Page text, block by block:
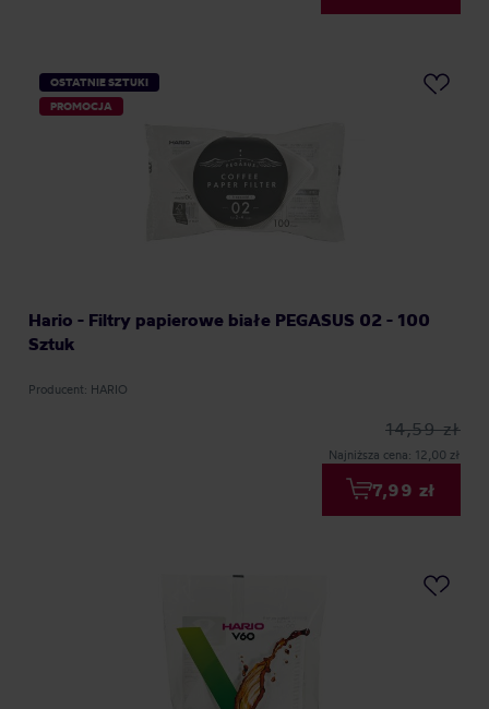
OSTATNIE SZTUKI
PROMOCJA
Hario - Filtry papierowe białe PEGASUS 02 - 100
Sztuk
Producent: HARIO
14,59 zł
Najniższa cena: 12,00 zł
7,99 zł